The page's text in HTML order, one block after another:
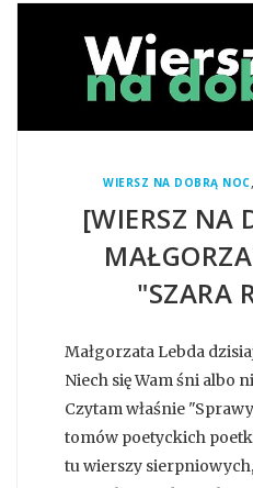
WIERSZ NA DOBRĄ NOC,
[WIERSZ NA
"SZARA
Małgorzata Lebda
Niech się Wam śni albo
Czytam właśnie
tomów poetyckich
tu wierszy